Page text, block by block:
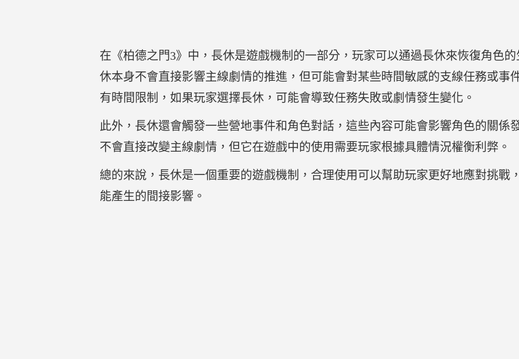
在《柏德之門3》中，長休是遊戲機制的一部分，玩家可以通過長休來恢復角色
休本身不會直接影響主線劇情的推進，但可能會對某些時間敏感的支線任務或事
有時間限制，如果玩家選擇長休，可能會導致任務失敗或劇情發生變化。
此外，長休還會觸發一些營地事件和角色對話，這些內容可能會影響角色的關係
不會直接改變主線劇情，但它在遊戲中的使用需要玩家根據具體情況權衡利弊。
總的來說，長休是一個重要的遊戲機制，合理使用可以幫助玩家更好地應對挑戰
能產生的間接影響。